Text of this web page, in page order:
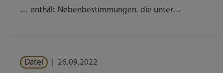
… enthält Nebenbestimmungen, die unter…
Datei 26.09.2022